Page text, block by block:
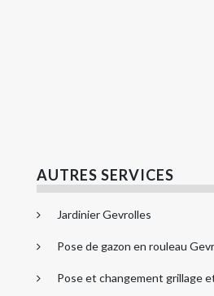
AUTRES SERVICES
Jardinier Gevrolles
Pose de gazon en rouleau
Pose et changement grillage